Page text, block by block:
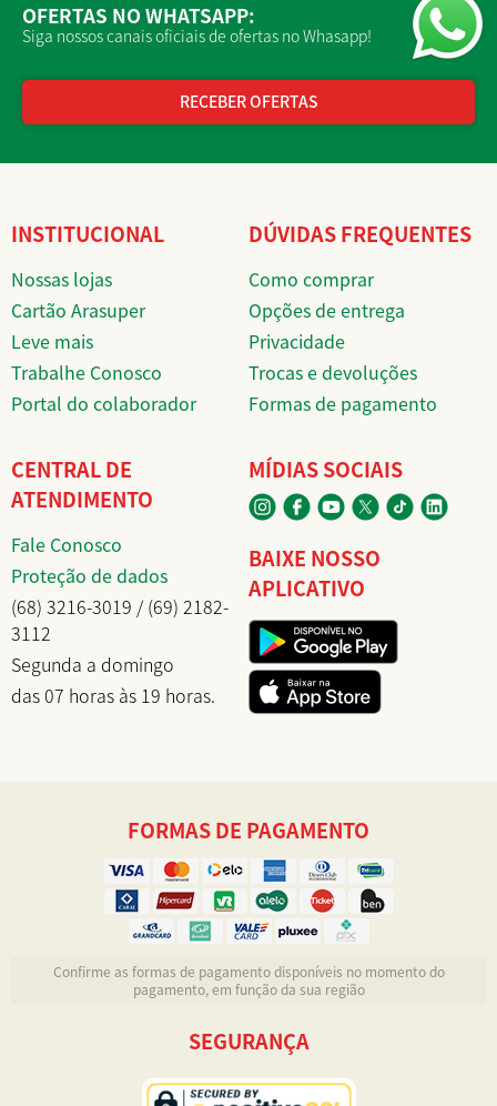
OFERTAS NO WHATSAPP:
Siga nossos canais oficiais de ofertas no Whasapp!
RECEBER OFERTAS
INSTITUCIONAL
Nossas lojas
Cartão Arasuper
Leve mais
Trabalhe Conosco
Portal do colaborador
DÚVIDAS FREQUENTES
Como comprar
Opções de entrega
Privacidade
Trocas e devoluções
Formas de pagamento
CENTRAL DE
ATENDIMENTO
Fale Conosco
Proteção de dados
(68) 3216-3019 / (69) 2182-
3112
Segunda a domingo
das 07 horas às 19 horas.
MÍDIAS SOCIAIS
BAIXE NOSSO
APLICATIVO
FORMAS DE PAGAMENTO
Confirme as formas de pagamento disponíveis no momento do
pagamento, em função da sua região
SEGURANÇA